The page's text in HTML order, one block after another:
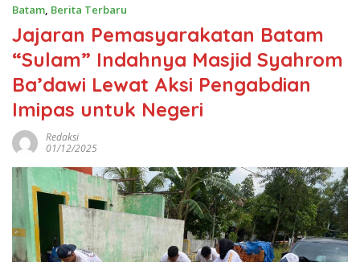
Batam, Berita Terbaru
Jajaran Pemasyarakatan Batam
“Sulam” Indahnya Masjid Syahrom
Ba’dawi Lewat Aksi Pengabdian
Imipas untuk Negeri
Redaksi
01/12/2025